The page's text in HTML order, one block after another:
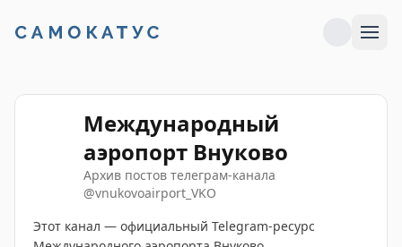
Международный
аэропорт Внуково
Архив постов телеграм-канала
@vnukovoairport_VKO
Этот канал — официальный Telegram-ресурс